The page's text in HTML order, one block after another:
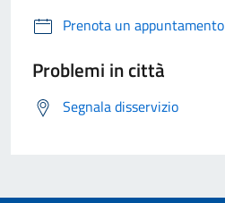
Prenota un appuntamento
Problemi in città
Segnala disservizio